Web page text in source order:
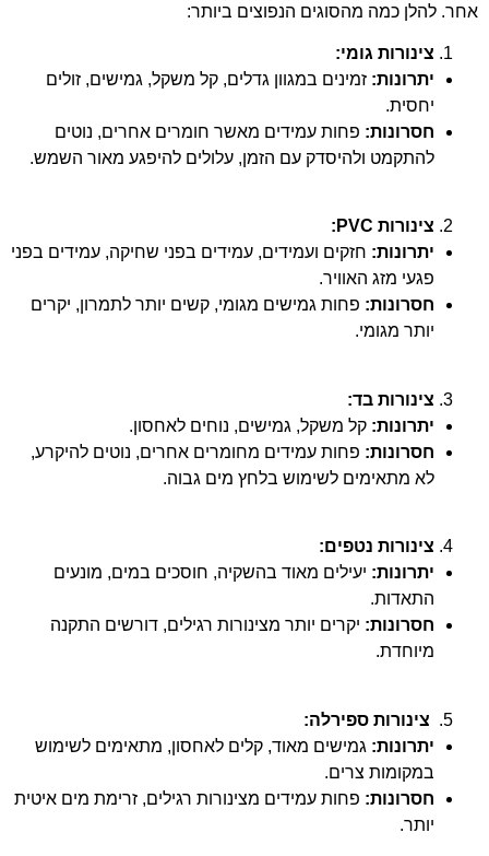
אחר. להלן כמה מהסוגים הנפוצים ביותר:
צינורות גומי:
יתרונות: זמינים במגוון גדלים, קל משקל, גמישים, זולים
יחסית.
חסרונות: פחות עמידים מאשר חומרים אחרים, נוטים
להתקמט ולהיסדק עם הזמן, עלולים להיפגע מאור השמש.
צינורות PVC:
יתרונות: חזקים ועמידים, עמידים בפני שחיקה, עמידים בפני
פגעי מזג האוויר.
חסרונות: פחות גמישים מגומי, קשים יותר לתמרון, יקרים
יותר מגומי.
צינורות בד:
יתרונות: קל משקל, גמישים, נוחים לאחסון.
חסרונות: פחות עמידים מחומרים אחרים, נוטים להיקרע,
לא מתאימים לשימוש בלחץ מים גבוה.
צינורות נטפים:
יתרונות: יעילים מאוד בהשקיה, חוסכים במים, מונעים
התאדות.
חסרונות: יקרים יותר מצינורות רגילים, דורשים התקנה
מיוחדת.
צינורות ספירלה:
יתרונות: גמישים מאוד, קלים לאחסון, מתאימים לשימוש
במקומות צרים.
חסרונות: פחות עמידים מצינורות רגילים, זרימת מים איטית
יותר.